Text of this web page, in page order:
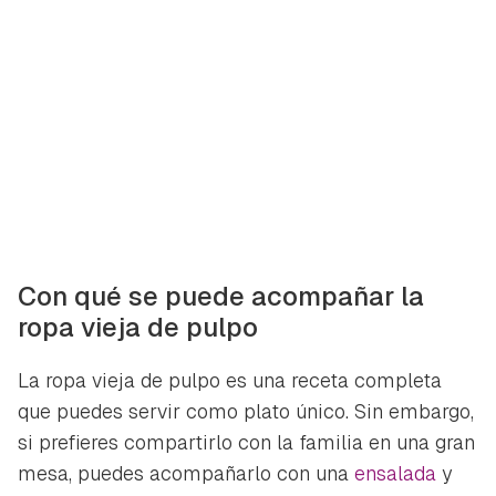
Con qué se puede acompañar la
ropa vieja de pulpo
La ropa vieja de pulpo es una receta completa
que puedes servir como plato único. Sin embargo,
si prefieres compartirlo con la familia en una gran
mesa, puedes acompañarlo con una ensalada y